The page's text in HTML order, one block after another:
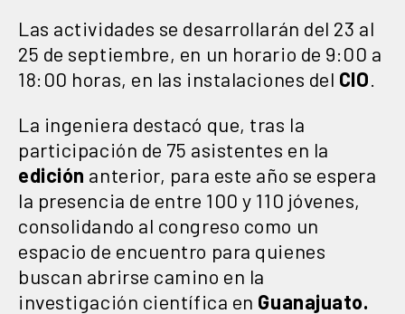
Las actividades se desarrollarán del 23 al
25 de septiembre, en un horario de 9:00 a
18:00 horas, en las instalaciones del CIO
La ingeniera destacó que, tras la
participación de 75 asistentes en la
edición anterior, para este año se espera
la presencia de entre 100 y 110 jóvenes,
consolidando al congreso como un
espacio de encuentro para quienes
buscan abrirse camino en la
investigación científica en Guanajuato.